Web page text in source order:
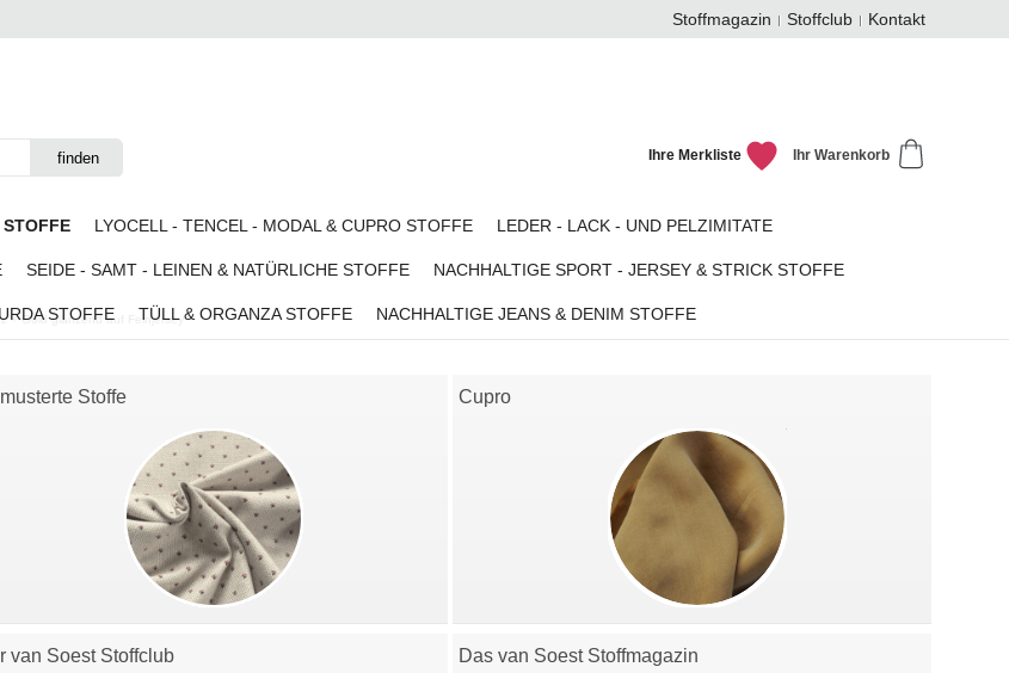
Stoffmagazin Stoffclub Kontakt
Ihr Warenkorb
Ihre Merkliste
LYOCELL - TENCEL - MODAL & CUPRO STOFFE LEDER - LACK - UND PELZIMITATE
SEIDE - SAMT - LEINEN & NATÜRLICHE STOFFE NACHHALTIGE SPORT - JERSEY & STRICK STOFFE
STOFFE TÜLL & ORGANZA STOFFE NACHHALTIGE JEANS & DENIM STOFFE
+ Gold glänzend auf Feinjersey
Stoffe Cupro
van Soest Stoffclub Das van Soest Stoffmagazin